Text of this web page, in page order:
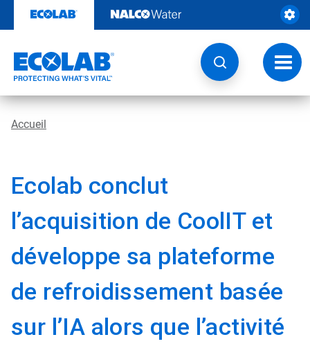
contenu
la
Accueil
Ecolab conclut
l’acquisition de CoolIT et
développe sa plateforme
de refroidissement basée
sur l’IA alors que l’activité